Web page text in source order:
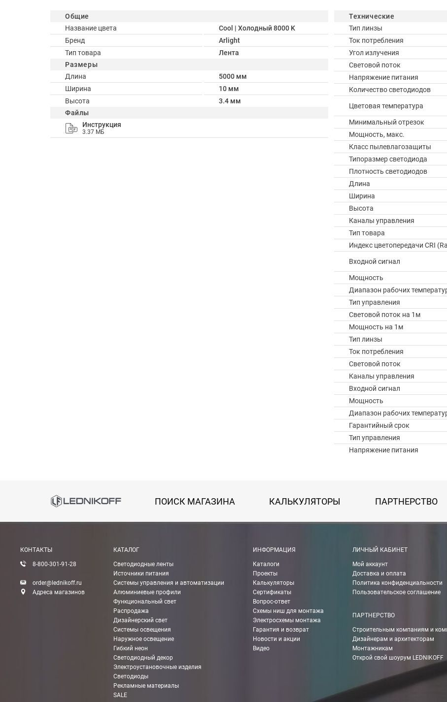
Общие
Название цвета
Cool | Холодный 8000 K
Бренд
Arlight
Тип товара
Лента
Размеры
Длина
5000 мм
Ширина
10 мм
Высота
3.4 мм
Файлы
Инструкция
3.37 МБ
Технические
Тип линзы
Ток потребления
Угол излучения
Световой поток
Напряжение питания
Количество светодиодов
Цветовая температура
Минимальный отрезок
Мощность, макс.
Класс пылевлагозащиты
Типоразмер светодиода
Плотность светодиодов
Длина
Ширина
Высота
Каналы управления
Тип товара
Индекс цветопередачи CRI
Входной сигнал
Мощность
Диапазон рабочих
Тип управления
Световой поток на 1м
Мощность на 1м
Тип линзы
Ток потребления
Световой поток
Каналы управления
Входной сигнал
Мощность
Диапазон рабочих
Гарантийный срок
Тип управления
Напряжение питания
Вы можете оплатить заказ непосредственно при получении банковской картой или наличными.
ВНИМАНИЕ! Оплата при получении возможна только для Москвы, Московской области и Санкт-Петербурга.
Безналичная оплата по счету
Вы можете оплатить заказ по выставленному счету в любом удобном Вам банке.
После получения оплаты счета с Вами свяжется менеджер для уточнения даты доставки. Обратите внимание, что
ПОИСК МАГАЗИНА КАЛЬКУЛЯТОРЫ ПАРТНЕРСТВО
КОНТАКТЫ
8-800-301-91-28
order@lednikoff.ru
Адреса магазинов
КАТАЛОГ
Светодиодные ленты
Источники питания
Системы управления и автоматизации
Алюминиевые профили
Функциональный свет
Распродажа
Дизайнерский свет
Системы освещения
Наружное освещение
Гибкий неон
Светодиодный декор
Электроустановочные изделия
Светодиоды
Рекламные материалы
SALE
ИНФОРМАЦИЯ
Каталоги
Проекты
Калькуляторы
Сертификаты
Вопрос-ответ
Схемы ниш для монтажа
Электросхемы монтажа
Гарантия и возврат
Новости и акции
Видео
ЛИЧНЫЙ КАБИНЕТ
Мой аккаунт
Доставка и оплата
Политика конфиденциальности
Пользовательское соглашение
ПАРТНЕРСТВО
Строительным компаниям и
Дизайнерам и архитекторам
Монтажникам
Открой свой шоурум LEDNIKOFF